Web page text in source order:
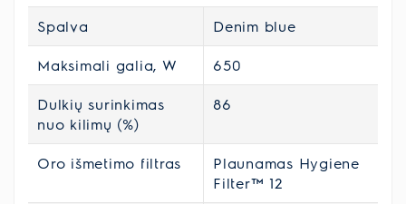
Spalva Denim blue
Maksimali galia, W 650
Dulkių surinkimas
nuo kilimų (%)
86
Oro išmetimo filtras
Plaunamas Hygiene
Filter™ 12